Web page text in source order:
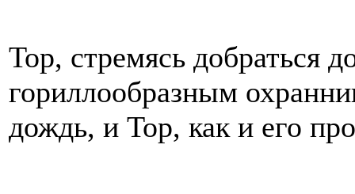
Тор, стремясь добраться
гориллообразным
дождь, и Тор, как и его